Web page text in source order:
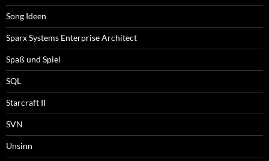
Song Ideen
Sparx Systems Enterprise Architect
Spaß und Spiel
SQL
Starcraft II
SVN
Unsinn